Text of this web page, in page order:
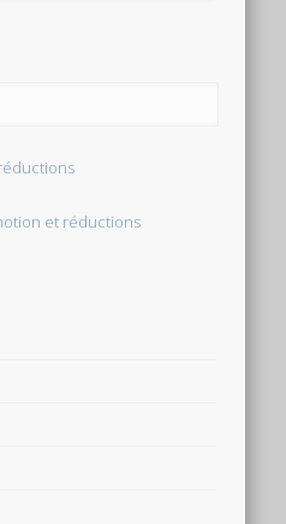
et réductions